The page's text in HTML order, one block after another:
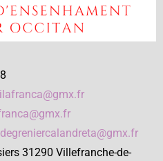
31290 Villefranche-de-